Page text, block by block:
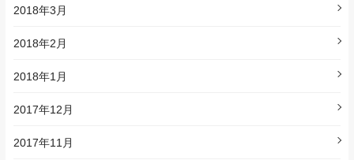
2018年3月
2018年2月
2018年1月
2017年12月
2017年11月